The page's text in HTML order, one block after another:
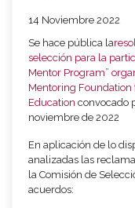
14 Noviembre 2022
Se hace pública la
selección para la
Mentor Program”
Mentoring
Education convocado
noviembre de 2022
En aplicación de lo
analizadas las
la Comisión de
acuerdos: